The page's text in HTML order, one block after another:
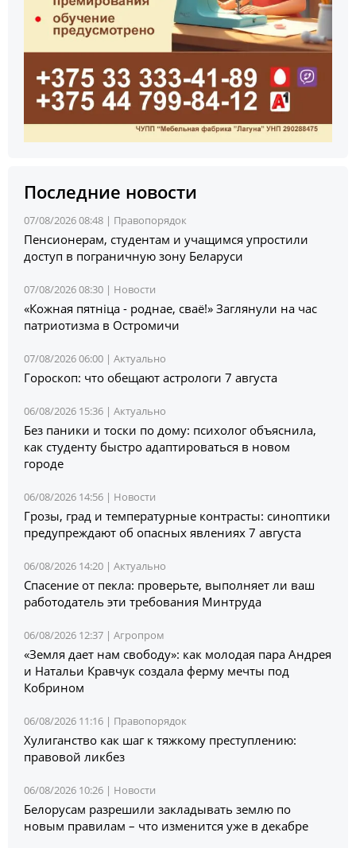
Последние новости
07/08/2026 08:48 | Правопорядок
Пенсионерам, студентам и учащимся упростили
доступ в пограничную зону Беларуси
07/08/2026 08:30 | Новости
«Кожная пятніца - роднае, сваё!» Заглянули на час
патриотизма в Остромичи
07/08/2026 06:00 | Актуально
Гороскоп: что обещают астрологи 7 августа
06/08/2026 15:36 | Актуально
Без паники и тоски по дому: психолог объяснила,
как студенту быстро адаптироваться в новом
городе
06/08/2026 14:56 | Новости
Грозы, град и температурные контрасты: синоптики
предупреждают об опасных явлениях 7 августа
06/08/2026 14:20 | Актуально
Спасение от пекла: проверьте, выполняет ли ваш
работодатель эти требования Минтруда
06/08/2026 12:37 | Агропром
«Земля дает нам свободу»: как молодая пара Андрея
и Натальи Кравчук создала ферму мечты под
Кобрином
06/08/2026 11:16 | Правопорядок
Хулиганство как шаг к тяжкому преступлению:
правовой ликбез
06/08/2026 10:26 | Новости
Белорусам разрешили закладывать землю по
новым правилам – что изменится уже в декабре